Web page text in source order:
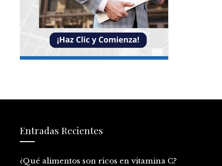
Entradas Recientes
¿Qué alimentos son ricos en vitamina C?